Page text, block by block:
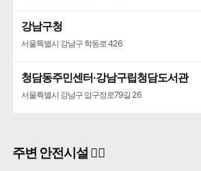
강남구청
서울특별시 강남구 학동로 426
청담동주민센터·강남구립청담도서관
서울특별시 강남구 압구정로79길 26
주변 안전시설 👮‍♀️